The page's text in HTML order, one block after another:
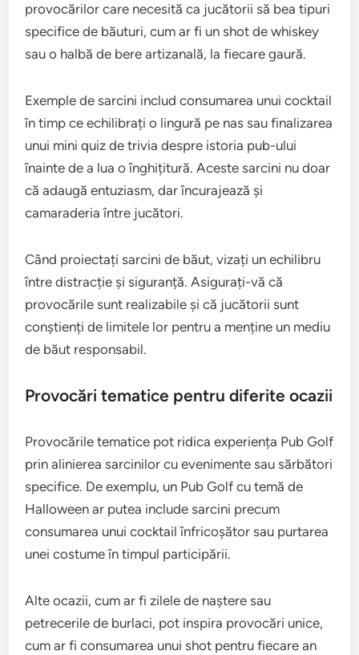
provocărilor care necesită ca jucătorii să bea tipuri
specifice de băuturi, cum ar fi un shot de whiskey
sau o halbă de bere artizanală, la fiecare gaură.
Exemple de sarcini includ consumarea unui cocktail
în timp ce echilibrați o lingură pe nas sau finalizarea
unui mini quiz de trivia despre istoria pub-ului
înainte de a lua o înghițitură. Aceste sarcini nu doar
că adaugă entuziasm, dar încurajează și
camaraderia între jucători.
Când proiectați sarcini de băut, vizați un echilibru
între distracție și siguranță. Asigurați-vă că
provocările sunt realizabile și că jucătorii sunt
conștienți de limitele lor pentru a menține un mediu
de băut responsabil.
Provocări tematice pentru diferite ocazii
Provocările tematice pot ridica experiența Pub Golf
prin alinierea sarcinilor cu evenimente sau sărbători
specifice. De exemplu, un Pub Golf cu temă de
Halloween ar putea include sarcini precum
consumarea unui cocktail înfricoșător sau purtarea
unei costume în timpul participării.
Alte ocazii, cum ar fi zilele de naștere sau
petrecerile de burlaci, pot inspira provocări unice,
cum ar fi consumarea unui shot pentru fiecare an